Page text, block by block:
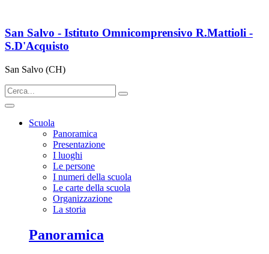
San Salvo - Istituto Omnicomprensivo R.Mattioli -
S.D'Acquisto
San Salvo (CH)
Scuola
Panoramica
Presentazione
I luoghi
Le persone
I numeri della scuola
Le carte della scuola
Organizzazione
La storia
Panoramica